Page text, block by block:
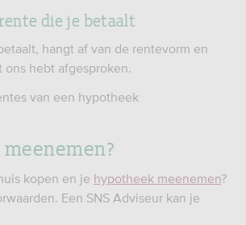
die je betaalt
hangt af van de rentevorm en
hebt afgesproken.
van een hypotheek
kopen en je hypotheek meenemen?
Een SNS Adviseur kan je